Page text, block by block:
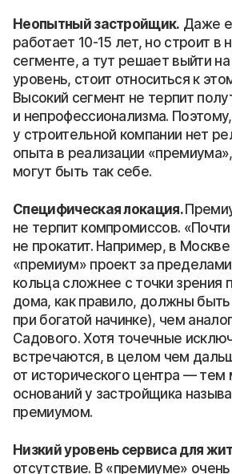
Неопытный застройщик. Даже
работает 10-15 лет, но строит в
сегменте, а тут решает выйти
уровень, стоит относиться к
Высокий сегмент не терпит
и непрофессионализма.
у строительной компании нет
опыта в реализации
могут быть так себе.
Специфическая локация.
не терпит компромиссов.
не прокатит. Например, в Москве
«премиум» проект за
кольца сложнее с точки зрения
дома, как правило, должны
при богатой начинке), чем
Садового. Хотя точечные
встречаются, в целом чем
от исторического центра —
оснований у застройщика
премиумом.
Низкий уровень сервиса для
отсутствие. В «премиуме»